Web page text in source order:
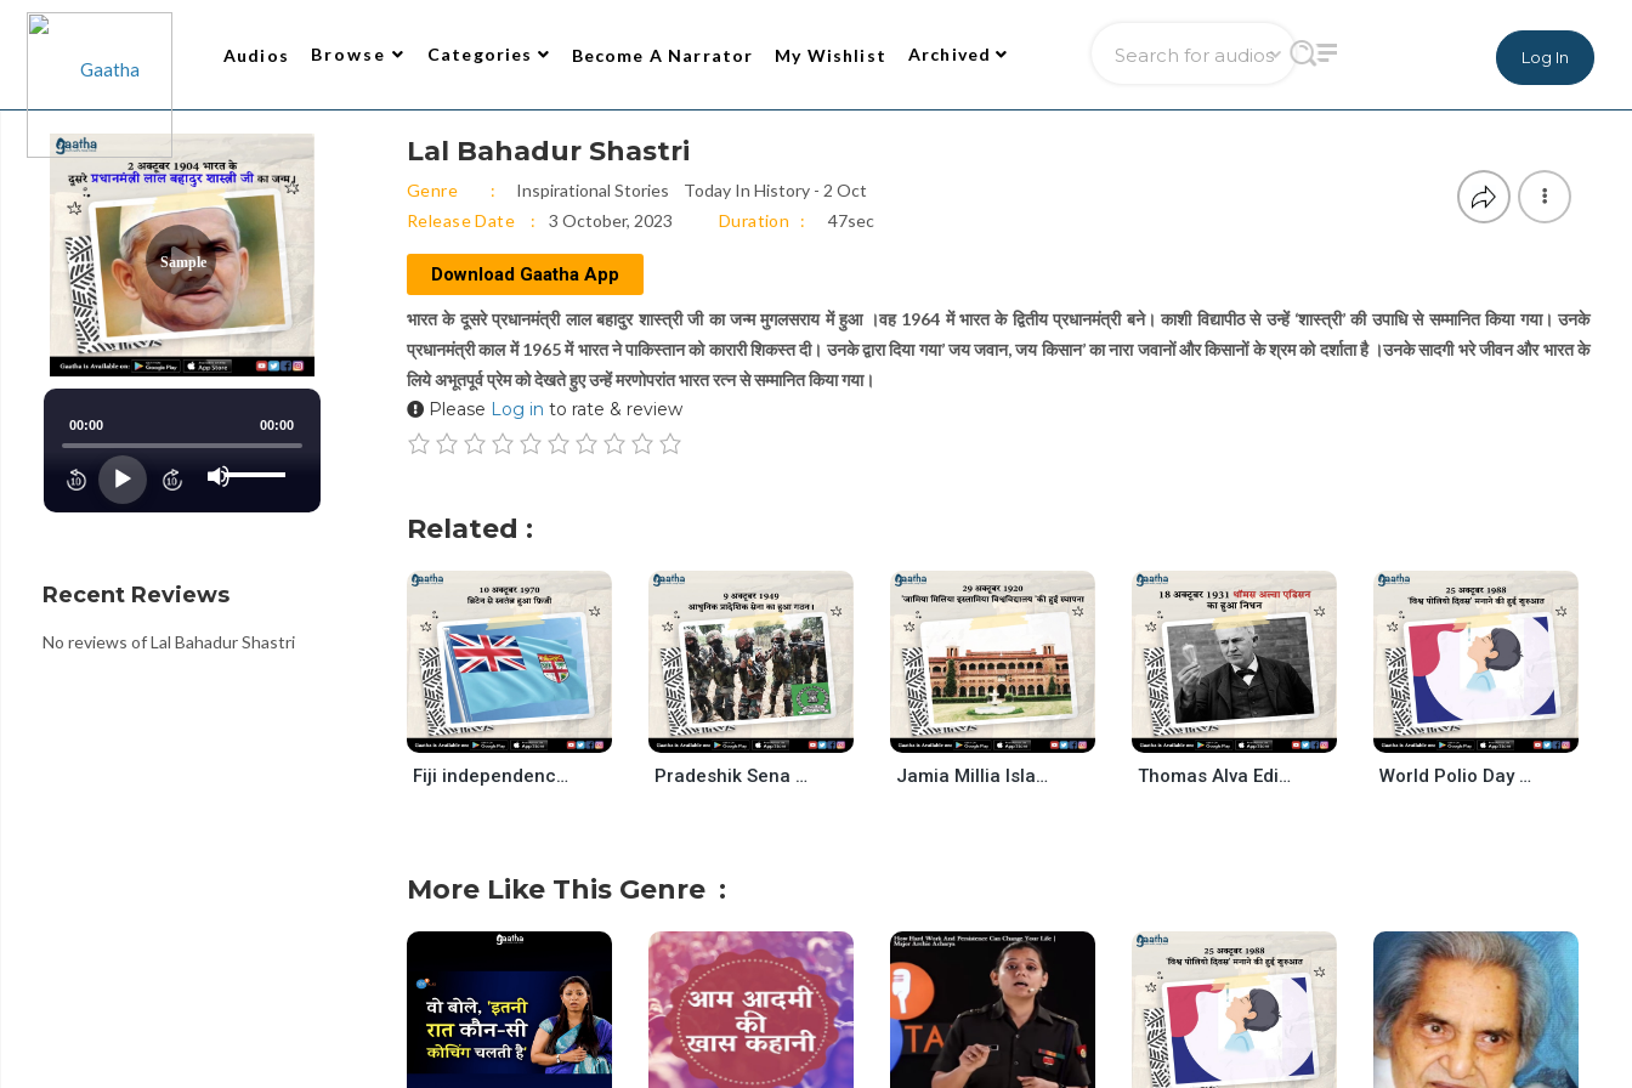
Audios Browse Categories Become A Narrator My Wishlist Archived
All Audios 2
Narrator
Trending
Top Rated
New Arrivals
Gaatha’s Choice
Log In
Sample
Audio
Player
00:00 00:00
Up/Down
Arrow
to
Recent Reviews
No reviews of Lal Bahadur Shastri
Lal Bahadur Shastri
Genre Inspirational Stories
Today In History - 2 Oct
Release Date
3 October, 2023 Duration 47sec
Download Gaatha App
भारत के दूसरे प्रधानमंत्री लाल बहादुर शास्त्री जी का जन्म मुगलसराय में हुआ ।वह 1964 में भारत के द्वितीय प्रधानमंत्री बने। काशी विद्यापीठ से उन्हें ‘शास्त्री’ की उपाधि से सम्मानित किया गया। उनके
प्रधानमंत्री काल में 1965 में भारत ने पाकिस्तान को कारारी शिकस्त दी। उनके द्वारा दिया गया’ जय जवान, जय किसान’ का नारा जवानों और किसानों के श्रम को दर्शाता है ।उनके सादगी भरे जीवन और भारत के
लिये अभूतपूर्व प्रेम को देखते हुए उन्हें मरणोपरांत भारत रत्न से सम्मानित किया गया।
Please Log in to rate & review
Related :
Fiji independence day – 10 Oct Pradeshik Sena – 9 Oct Jamia Millia Islamia University – 29 Oct Thomas Alva Edison – 18 Oct World Polio Day – 25 Oct
More Like This Genre